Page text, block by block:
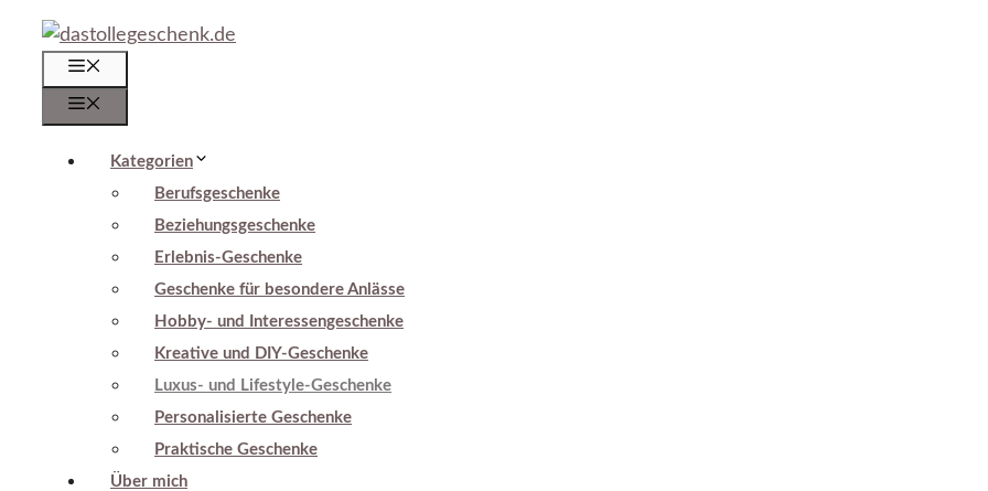
Zum
Inhalt
springen
Kategorien
Berufsgeschenke
Beziehungsgeschenke
Erlebnis-Geschenke
Geschenke für besondere Anlässe
Hobby- und Interessengeschenke
Kreative und DIY-Geschenke
Luxus- und Lifestyle-Geschenke
Personalisierte Geschenke
Praktische Geschenke
Über mich